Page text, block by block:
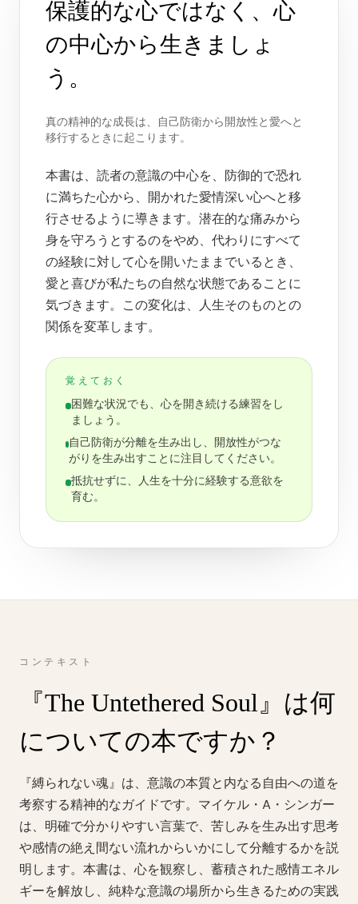
保護的な心ではなく、心
の中心から生きましょ
う。
真の精神的な成長は、自己防衛から開放性と愛へと
移行するときに起こります。
本書は、読者の意識の中心を、防御的で恐れ
に満ちた心から、開かれた愛情深い心へと移
行させるように導きます。潜在的な痛みから
身を守ろうとするのをやめ、代わりにすべて
の経験に対して心を開いたままでいるとき、
愛と喜びが私たちの自然な状態であることに
気づきます。この変化は、人生そのものとの
関係を変革します。
覚えておく
困難な状況でも、心を開き続ける練習をし
ましょう。
自己防衛が分離を生み出し、開放性がつな
がりを生み出すことに注目してください。
抵抗せずに、人生を十分に経験する意欲を
育む。
コンテキスト
『The Untethered Soul』は何
についての本ですか？
『縛られない魂』は、意識の本質と内なる自由への道を
考察する精神的なガイドです。マイケル・A・シンガー
は、明確で分かりやすい言葉で、苦しみを生み出す思考
や感情の絶え間ない流れからいかにして分離するかを説
明します。本書は、心を観察し、蓄積された感情エネル
ギーを解放し、純粋な意識の場所から生きるための実践